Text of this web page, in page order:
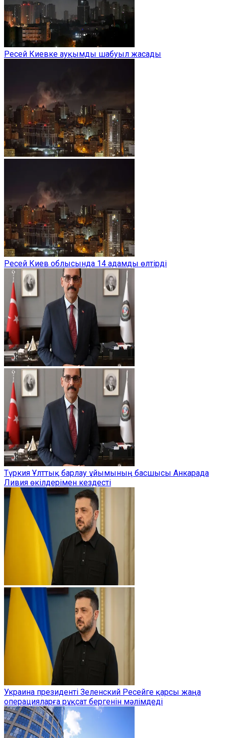
Ресей Киевке ауқымды шабуыл жасады
Ресей Киев облысында 14 адамды өлтірді
Түркия Ұлттық барлау ұйымының басшысы Анкарада
Ливия өкілдерімен кездесті
Украина президенті Зеленский Ресейге қарсы жаңа
операцияларға рұқсат бергенін мәлімдеді